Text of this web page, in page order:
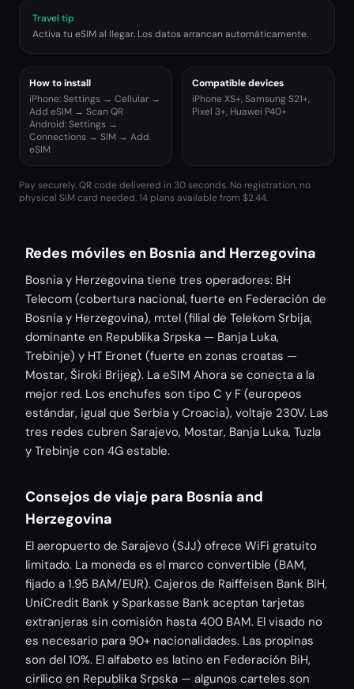
Travel tip
Activa tu eSIM al llegar. Los datos arrancan automáticamente.
How to install
iPhone: Settings → Cellular →
Add eSIM → Scan QR
Android: Settings →
Connections → SIM → Add
eSIM
Compatible devices
iPhone XS+, Samsung S21+,
Pixel 3+, Huawei P40+
Pay securely. QR code delivered in 30 seconds. No registration, no
physical SIM card needed.14 plans available from $2.44.
Redes móviles en Bosnia and Herzegovina
Bosnia y Herzegovina tiene tres operadores: BH
Telecom (cobertura nacional, fuerte en Federación de
Bosnia y Herzegovina), m:tel (filial de Telekom Srbija,
dominante en Republika Srpska — Banja Luka,
Trebinje) y HT Eronet (fuerte en zonas croatas —
Mostar, Široki Brijeg). La eSIM Ahora se conecta a la
mejor red. Los enchufes son tipo C y F (europeos
estándar, igual que Serbia y Croacia), voltaje 230V. Las
tres redes cubren Sarajevo, Mostar, Banja Luka, Tuzla
y Trebinje con 4G estable.
Consejos de viaje para Bosnia and
Herzegovina
El aeropuerto de Sarajevo (SJJ) ofrece WiFi gratuito
limitado. La moneda es el marco convertible (BAM,
fijado a 1.95 BAM/EUR). Cajeros de Raiffeisen Bank BiH,
UniCredit Bank y Sparkasse Bank aceptan tarjetas
extranjeras sin comisión hasta 400 BAM. El visado no
es necesario para 90+ nacionalidades. Las propinas
son del 10%. El alfabeto es latino en Federación BiH,
cirílico en Republika Srpska — algunos carteles son